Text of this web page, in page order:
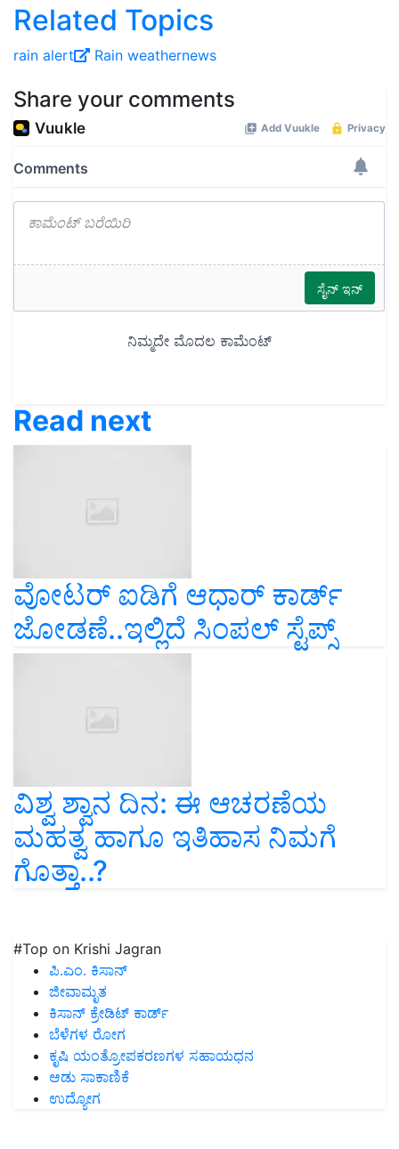
Related Topics
rain alert Rain weathernews
Share your comments
Read next
ವೋಟರ್‌ ಐಡಿಗೆ ಆಧಾರ್‌ ಕಾರ್ಡ್‌
ಜೋಡಣೆ..ಇಲ್ಲಿದೆ ಸಿಂಪಲ್‌ ಸ್ಟೆಪ್ಸ್‌
ವಿಶ್ವ ಶ್ವಾನ ದಿನ: ಈ ಆಚರಣೆಯ
ಮಹತ್ವ ಹಾಗೂ ಇತಿಹಾಸ ನಿಮಗೆ
ಗೊತ್ತಾ..?
#Top on Krishi Jagran
ಪಿ.ಎಂ. ಕಿಸಾನ್
ಜೀವಾಮೃತ
ಕಿಸಾನ್ ಕ್ರೇಡಿಟ್ ಕಾರ್ಡ್
ಬೆಳೆಗಳ ರೋಗ
ಕೃಷಿ ಯಂತ್ರೋಪಕರಣಗಳ ಸಹಾಯಧನ
ಆಡು ಸಾಕಾಣಿಕೆ
ಉದ್ಯೋಗ